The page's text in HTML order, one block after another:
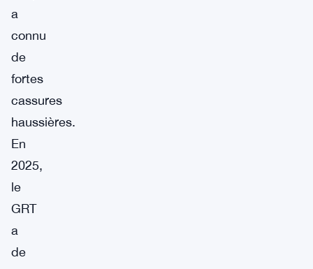
a
connu
de
fortes
cassures
haussières.
En
2025,
le
GRT
a
de